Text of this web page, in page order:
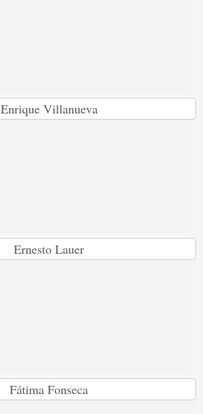
Enrique Villanueva
Ernesto Lauer
Fátima Fonseca